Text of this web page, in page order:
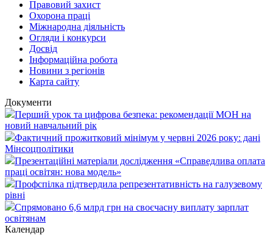
Правовий захист
Охорона праці
Міжнародна діяльність
Огляди і конкурси
Досвід
Інформаційна робота
Новини з регіонів
Карта сайту
Документи
Перший урок та цифрова безпека: рекомендації МОН на
новий навчальний рік
Фактичний прожитковий мінімум у червні 2026 року: дані
Мінсоцполітики
Презентаційні матеріали дослідження «Справедлива оплата
праці освітян: нова модель»
Профспілка підтвердила репрезентативність на галузевому
рівні
Спрямовано 6,6 млрд грн на своєчасну виплату зарплат
освітянам
Календар